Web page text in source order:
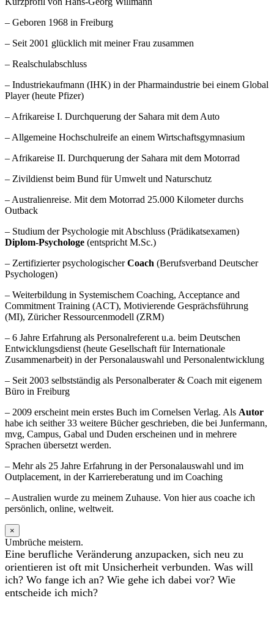
– Geboren 1968 in Freiburg
– Seit 2001 glücklich mit meiner Frau zusammen
– Realschulabschluss
– Industriekaufmann (IHK) in der Pharmaindustrie bei einem Global
Player (heute Pfizer)
– Afrikareise I. Durchquerung der Sahara mit dem Auto
– Allgemeine Hochschulreife an einem Wirtschaftsgymnasium
– Afrikareise II. Durchquerung der Sahara mit dem Motorrad
– Zivildienst beim Bund für Umwelt und Naturschutz
– Australienreise. Mit dem Motorrad 25.000 Kilometer durchs
Outback
– Studium der Psychologie mit Abschluss (Prädikatsexamen)
Diplom-Psychologe (entspricht M.Sc.)
– Zertifizierter psychologischerCoach (Berufsverband Deutscher
Psychologen)
– Weiterbildung in Systemischem Coaching, Acceptance and
Commitment Training (ACT), Motivierende Gesprächsführung
(MI), Züricher Ressourcenmodell (ZRM)
– 6 Jahre Erfahrung als Personalreferent u.a. beim Deutschen
Entwicklungsdienst (heute Gesellschaft für Internationale
Zusammenarbeit) in der Personalauswahl und Personalentwicklung
– Seit 2003 selbstständig als Personalberater & Coach mit eigenem
Büro in Freiburg
– 2009 erscheint mein erstes Buch im Cornelsen Verlag. Als Autor
habe ich seither 33 weitere Bücher geschrieben, die bei Junfermann,
mvg, Campus, Gabal und Duden erscheinen und in mehrere
Sprachen übersetzt werden.
– Mehr als 25 Jahre Erfahrung in der Personalauswahl und im
Outplacement, in der Karriereberatung und im Coaching
– Australien wurde zu meinem Zuhause. Von hier aus coache ich
persönlich, online, weltweit.
×
Umbrüche meistern.
Eine berufliche Veränderung anzupacken, sich neu zu
orientieren ist oft mit Unsicherheit verbunden. Was will
ich? Wo fange ich an? Wie gehe ich dabei vor? Wie
entscheide ich mich?